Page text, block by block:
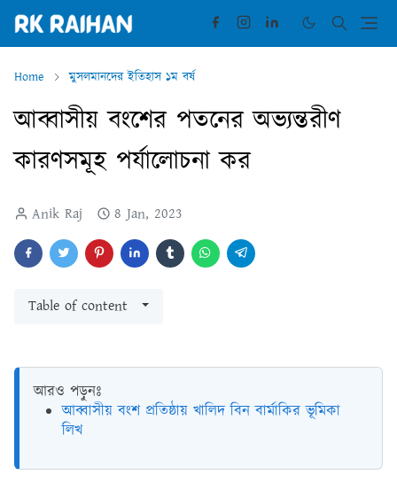
Home মুসলমানদের ইতিহাস ১ম বর্ষ
আব্বাসীয় বংশের পতনের অভ্যন্তরীণ
কারণসমূহ পর্যালোচনা কর
Anik Raj 8 Jan, 2023
Table of content
আরও পড়ুনঃ
আব্বাসীয় বংশ প্রতিষ্ঠায় খালিদ বিন বার্মাকির ভূমিকা
লিখ